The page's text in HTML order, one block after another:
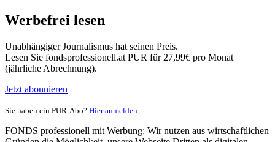
Werbefrei lesen
Unabhängiger Journalismus hat seinen Preis.
Lesen Sie fondsprofessionell.at PUR für 27,99€ pro Monat
(jährliche Abrechnung).
Jetzt abonnieren
Sie haben ein PUR-Abo? Hier anmelden.
FONDS professionell mit Werbung: Wir nutzen aus wirtschaftlichen